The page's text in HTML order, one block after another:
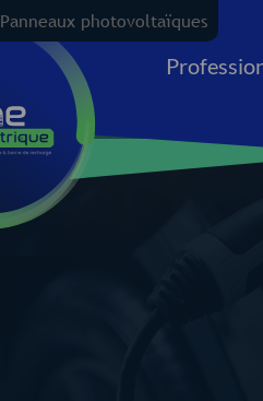
Panneaux photovoltaïques